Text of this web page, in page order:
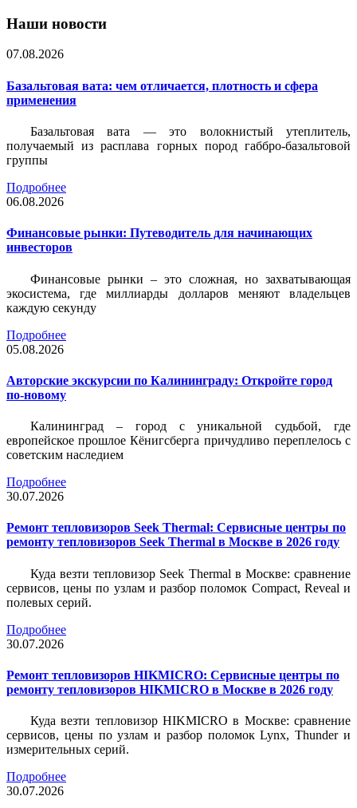
Наши новости
07.08.2026
Базальтовая вата: чем отличается, плотность и сфера
применения
Базальтовая вата — это волокнистый утеплитель,
получаемый из расплава горных пород габбро-базальтовой
группы
Подробнее
06.08.2026
Финансовые рынки: Путеводитель для начинающих
инвесторов
Финансовые рынки – это сложная, но захватывающая
экосистема, где миллиарды долларов меняют владельцев
каждую секунду
Подробнее
05.08.2026
Авторские экскурсии по Калининграду: Откройте город
по-новому
Калининград – город с уникальной судьбой, где
европейское прошлое Кёнигсберга причудливо переплелось с
советским наследием
Подробнее
30.07.2026
Ремонт тепловизоров Seek Thermal: Сервисные центры по
ремонту тепловизоров Seek Thermal в Москве в 2026 году
Куда везти тепловизор Seek Thermal в Москве: сравнение
сервисов, цены по узлам и разбор поломок Compact, Reveal и
полевых серий.
Подробнее
30.07.2026
Ремонт тепловизоров HIKMICRO: Сервисные центры по
ремонту тепловизоров HIKMICRO в Москве в 2026 году
Куда везти тепловизор HIKMICRO в Москве: сравнение
сервисов, цены по узлам и разбор поломок Lynx, Thunder и
измерительных серий.
Подробнее
30.07.2026